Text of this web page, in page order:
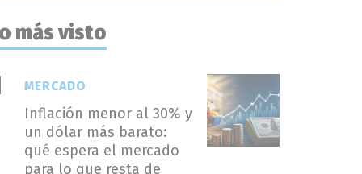
más visto
Inflación menor al 30% y
un dólar más barato:
qué espera el mercado
para lo que resta de
MERCADO